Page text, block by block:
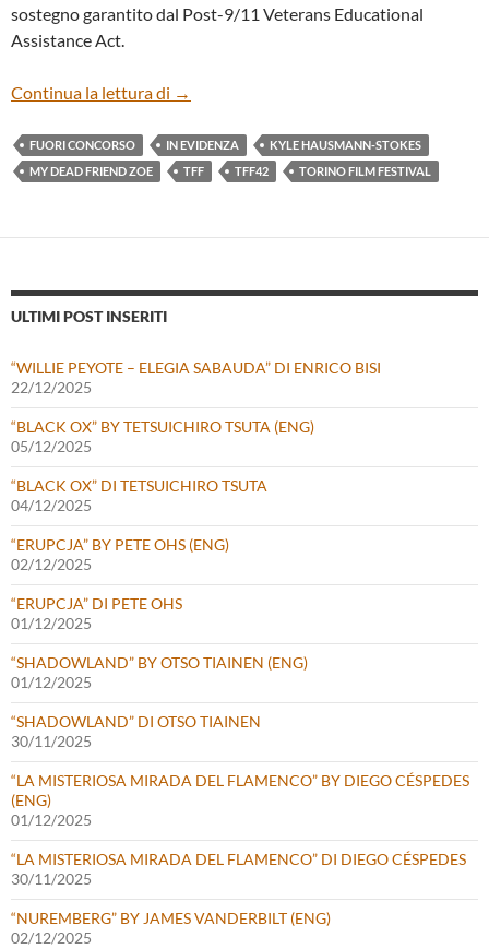
sostegno garantito dal Post-9/11 Veterans Educational
Assistance Act.
Continua la lettura di “MY DEAD FRIEND ZOE” DI KYLE
→
FUORI CONCORSO IN EVIDENZA
KYLE HAUSMANN-STOKES
MY DEAD FRIEND ZOE
TFF TFF42 TORINO FILM FESTIVAL
ULTIMI POST INSERITI
“WILLIE PEYOTE – ELEGIA SABAUDA” DI ENRICO BISI
22/12/2025
“BLACK OX” BY TETSUICHIRO TSUTA (ENG)
05/12/2025
“BLACK OX” DI TETSUICHIRO TSUTA
04/12/2025
“ERUPCJA” BY PETE OHS (ENG)
02/12/2025
“ERUPCJA” DI PETE OHS
01/12/2025
“SHADOWLAND” BY OTSO TIAINEN (ENG)
01/12/2025
“SHADOWLAND” DI OTSO TIAINEN
30/11/2025
“LA MISTERIOSA MIRADA DEL FLAMENCO” BY DIEGO CÉSPEDES
(ENG)
01/12/2025
“LA MISTERIOSA MIRADA DEL FLAMENCO” DI DIEGO CÉSPEDES
30/11/2025
“NUREMBERG” BY JAMES VANDERBILT (ENG)
02/12/2025